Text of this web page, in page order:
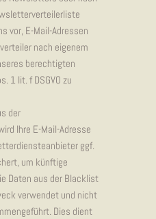
vor, E-Mail-Adressen
nach eigenem
berechtigten
1 lit. f DSGVO zu
der
Ihre E-Mail-Adresse
ggf.
um künftige
Daten aus der Blacklist
verwendet und nicht
Dies dient